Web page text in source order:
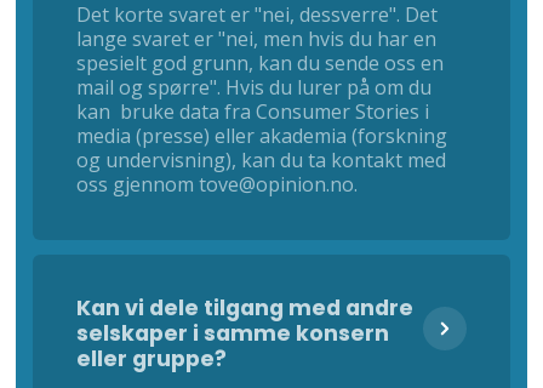
Det korte svaret er "nei, dessverre". Det
lange svaret er "nei, men hvis du har en
spesielt god grunn, kan du sende oss en
mail og spørre". Hvis du lurer på om du
kan bruke data fra Consumer Stories i
media (presse) eller akademia (forskning
og undervisning), kan du ta kontakt med
oss gjennom tove@opinion.no.
Kan vi dele tilgang med andre
selskaper i samme konsern
eller gruppe?